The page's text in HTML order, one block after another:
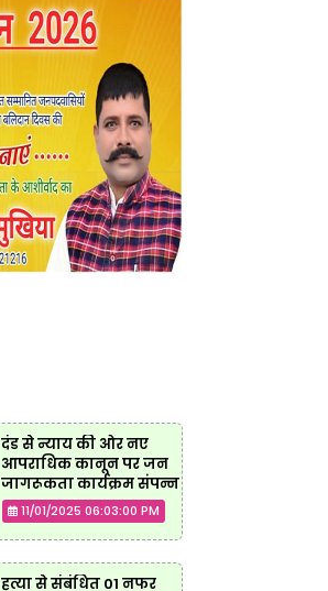
दंड से न्याय की ओर नए
आपराधिक कानून पर जन
जागरूकता कार्यक्रम संपन्न
11/01/2025 06:03:00 PM
हत्या से संबंधित 01 नफर